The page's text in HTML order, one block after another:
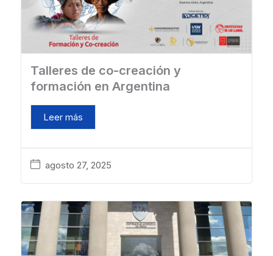
Talleres de co-creación y
formación en Argentina
agosto 27, 2025
Leer más